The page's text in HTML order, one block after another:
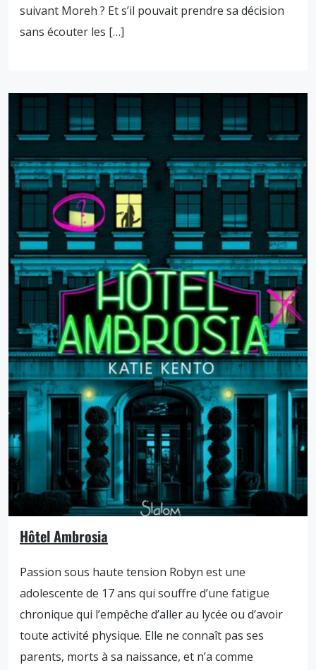
suivant Moreh ? Et s’il pouvait prendre sa décision
sans écouter les […]
Hôtel Ambrosia
Passion sous haute tension Robyn est une
adolescente de 17 ans qui souffre d’une fatigue
chronique qui l’empêche d’aller au lycée ou d’avoir
toute activité physique. Elle ne connaît pas ses
parents, morts à sa naissance, et n’a comme